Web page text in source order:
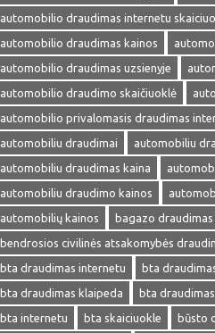
automobilio draudimas internetu
automobilio draudimas kainos
automobilio draudimas uzsienyje
automobilio draudimo skaičiuoklė
automobilio privalomasis draudimas
automobiliu draudimai
automobiliu
automobiliu draudimas kaina
automobiliu draudimo kainos
automobilių kainos
bagazo draudimas
bendrosios civilinės atsakomybės
bta draudimas internetu
bta
bta draudimas klaipeda
bta
bta internetu
bta skaiciuokle būsto